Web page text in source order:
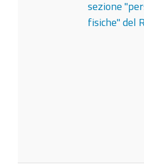
sezione
fisiche" del